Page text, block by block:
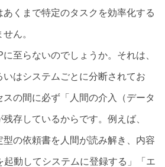
くまで特定のタスクを効率化する
ん。
至らないのでしょうか。それは、
はシステムごとに分断されてお
スの間に必ず「人間の介入（データ
存しているからです。例えば、
型の依頼書を人間が読み解き、内容
起動してシステムに登録する」「エ